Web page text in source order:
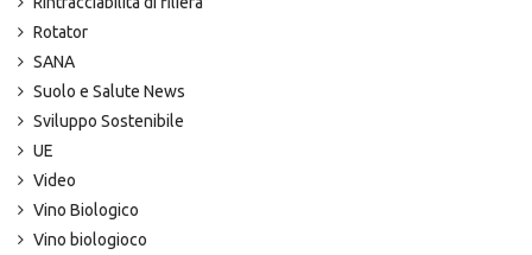
Rotator
SANA
Suolo e Salute News
Sviluppo Sostenibile
UE
Video
Vino Biologico
Vino biologioco